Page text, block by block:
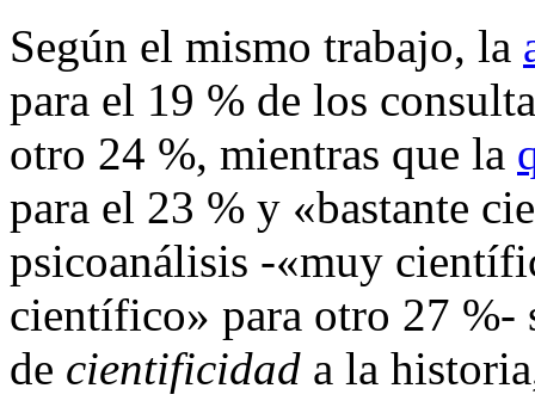
Según el mismo trabajo, la
para el 19 % de los
otro 24 %, mientras que la
para el 23 % y «bastante
psicoanálisis -«muy
científico» para otro 27 %-
de cientificidad a la